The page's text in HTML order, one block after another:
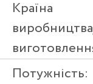
Країна
Потужність: